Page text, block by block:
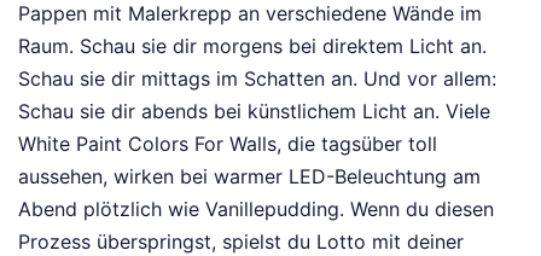
Pappen mit Malerkrepp an verschiedene Wände im
Raum. Schau sie dir morgens bei direktem Licht an.
Schau sie dir mittags im Schatten an. Und vor allem:
Schau sie dir abends bei künstlichem Licht an. Viele
White Paint Colors For Walls, die tagsüber toll
aussehen, wirken bei warmer LED-Beleuchtung am
Abend plötzlich wie Vanillepudding. Wenn du diesen
Prozess überspringst, spielst du Lotto mit deiner